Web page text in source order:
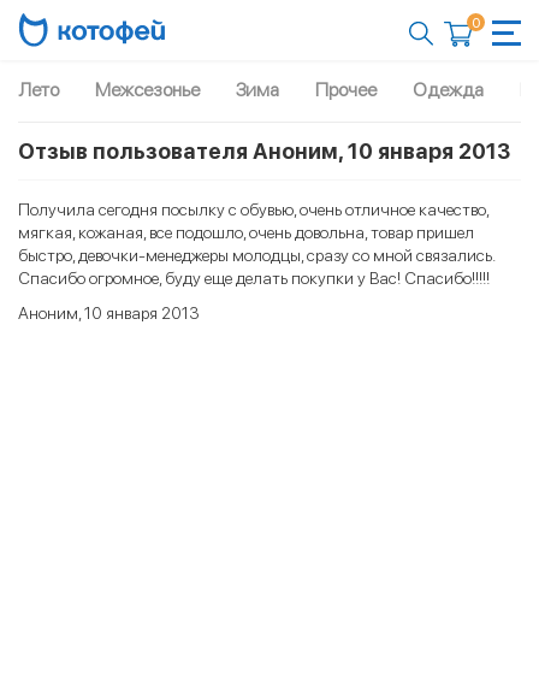
0
Лето Межсезонье Зима Прочее Одежда
Отзыв пользователя Аноним, 10 января 2013
Получила сегодня посылку с обувью, очень отличное качество,
мягкая, кожаная, все подошло, очень довольна, товар пришел
быстро, девочки-менеджеры молодцы, сразу со мной связались.
Спасибо огромное, буду еще делать покупки у Вас! Спасибо!!!!!
Аноним, 10 января 2013